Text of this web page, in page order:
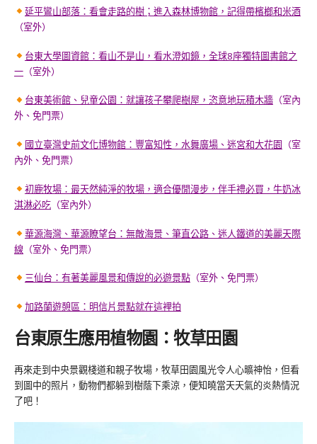
延平鸞山部落：看會走路的樹；進入森林博物館，記得帶檳榔和米酒
（室外）
台東大學圖資館：看山不是山，看水澄如鏡，全球8座獨特圖書館之
一 （室外）
台東美術館、兒童公園：就讓孩子攀爬樹屋，恣意地玩積木牆（室內
外、免門票）
國立臺灣史前文化博物館：豐富知性，水舞廣場、迷宮和大花園 （室
內外、免門票）
初鹿牧場：最天然純淨的牧場，適合優閒漫步，伴手禮必買，牛奶冰
淇淋必吃 （室內外）
華源海灣、華源瞭望台：無敵海景、筆直公路、迷人鐵道的美麗天際
線 （室外、免門票）
三仙台：有著美麗風景和傳說的必遊景點（室外、免門票）
加路蘭遊憩區：明信片景點就在這裡拍
台東原生應用植物園：牧草田園
再來走到中央景觀棧道和親子牧場，牧草田園風光令人心曠神怡，但看
到圖中的照片，動物們都躲到樹蔭下乘涼，便知曉當天天氣的炎熱情況
了吧！